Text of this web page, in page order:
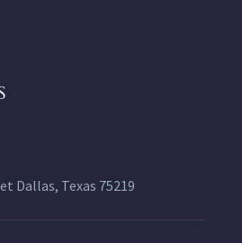
Dallas, Texas 75219